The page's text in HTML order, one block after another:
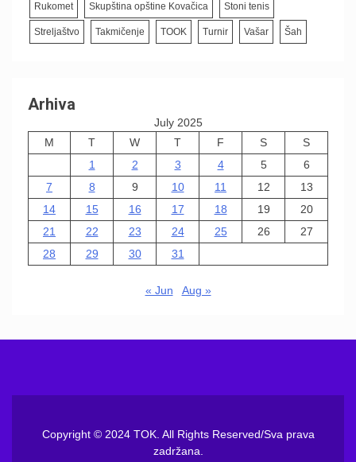
Rukomet Skupština opštine Kovačica Stoni tenis
Streljaštvo Takmičenje TOOK Turnir Vašar Šah
Arhiva
July 2025
M
T W T F S
S
1
2 3 4 5
6
7
8 9 10 11 12
13
14
15 16 17 18 19
20
21
22 23 24 25 26
27
28
29 30 31
« Jun Aug »
Copyright © 2024 TOK. All Rights Reserved/Sva prava
zadržana.